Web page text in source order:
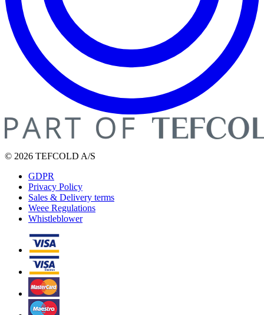
© 2026 TEFCOLD A/S
GDPR
Privacy Policy
Sales & Delivery terms
Weee Regulations
Whistleblower